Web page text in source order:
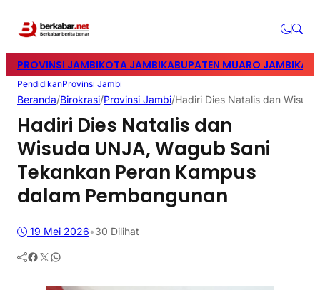
PROVINSI JAMBIKOTA JAMBIKABUPATEN MUARO JAMBI
PendidikanProvinsi Jambi
Beranda/Birokrasi/Provinsi Jambi/Hadiri Dies Natalis dan
Hadiri Dies Natalis dan
Wisuda UNJA, Wagub Sani
Tekankan Peran Kampus
dalam Pembangunan
19 Mei 2026•30 Dilihat
Facebook Twitter WhatsApp